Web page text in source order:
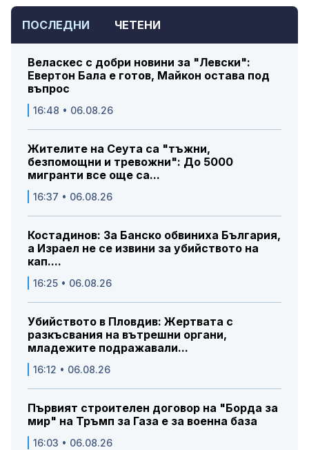
ПОСЛЕДНИ ЧЕТЕНИ
Веласкес с добри новини за "Левски":
Евертон Бала е готов, Майкон остава под
въпрос
16:48 • 06.08.26
Жителите на Сеута са "тъжни,
безпомощни и тревожни": До 5000
мигранти все още са...
16:37 • 06.08.26
Костадинов: За Банско обвиниха България,
а Израел не се извини за убийството на
кап....
16:25 • 06.08.26
Убийството в Пловдив: Жертвата с
разкъсвания на вътрешни органи,
младежите подражавали...
16:12 • 06.08.26
Първият строителен договор на "Борда за
мир" на Тръмп за Газа е за военна база
16:03 • 06.08.26